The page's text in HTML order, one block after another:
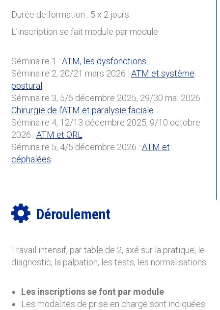
Durée de formation : 5 x 2 jours.
L’inscription se fait module par module
Séminaire 1 : ATM, les dysfonctions
Séminaire 2, 20/21 mars 2026 : ATM et système
postural
Séminaire 3, 5/6 décembre 2025, 29/30 mai 2026 :
Chirurgie de l’ATM et paralysie faciale
Séminaire 4, 12/13 décembre 2025, 9/10 octobre
2026 : ATM et ORL
Séminaire 5, 4/5 décembre 2026 : ATM et
céphalées
Déroulement
Travail intensif, par table de 2, axé sur la pratique, le
diagnostic, la palpation, les tests, les normalisations.
Les inscriptions se font par module
Les modalités de prise en charge sont indiquées